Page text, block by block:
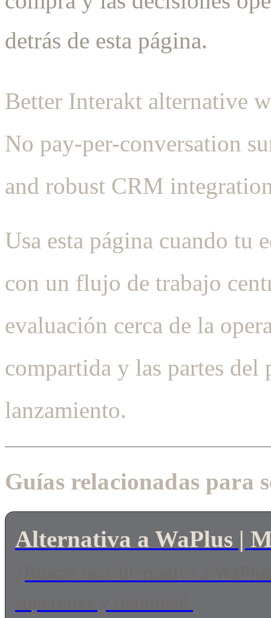
detrás de esta página.
Better Interakt alternative
No pay-per-conversation
and robust CRM
Usa esta página cuando tu
con un flujo de trabajo
evaluación cerca de la
compartida y las partes del
lanzamiento.
Guías relacionadas para
Alternativa a WaPlus |